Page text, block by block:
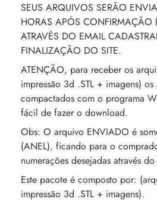
SEUS ARQUIVOS SERÃO
HORAS APÓS CONFIRMAÇÃO
ATRAVÉS DO EMAIL
FINALIZAÇÃO DO SITE.
ATENÇÃO, para receber os
impressão 3d .STL + imagens)
compactados com o programa
fácil de fazer o download.
Obs: O arquivo ENVIADO é
(ANEL), ficando para o
numerações desejadas através
Este pacote é composto por:
impressão 3d .STL + imagens).